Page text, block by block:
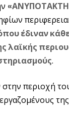
έδιναν
λαϊκής
.
στην περιοχή